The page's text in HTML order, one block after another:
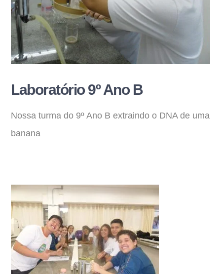
Laboratório 9º Ano B
Nossa turma do 9º Ano B extraindo o DNA de uma
banana